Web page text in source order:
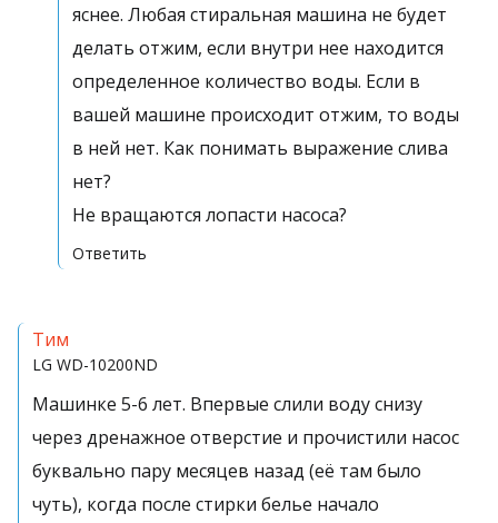
яснее. Любая стиральная машина не будет
делать отжим, если внутри нее находится
определенное количество воды. Если в
вашей машине происходит отжим, то воды
в ней нет. Как понимать выражение слива
нет?
Не вращаются лопасти насоса?
Ответить
Тим
LG WD-10200ND
Машинке 5-6 лет. Впервые слили воду снизу
через дренажное отверстие и прочистили насос
буквально пару месяцев назад (её там было
чуть), когда после стирки белье начало